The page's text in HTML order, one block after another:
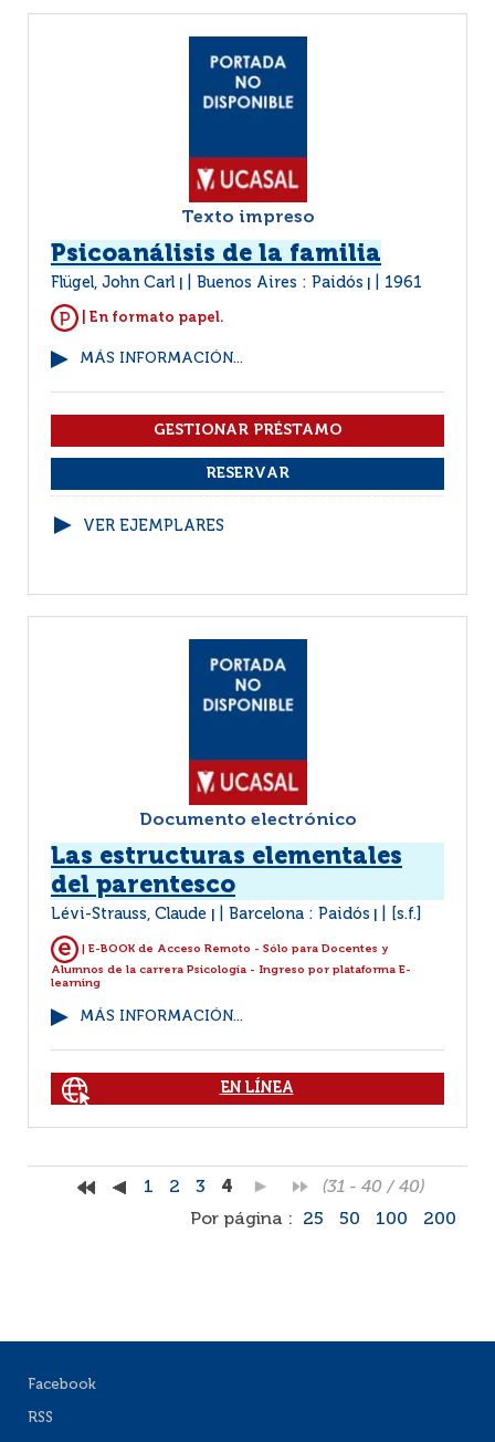
Texto impreso
Psicoanálisis de la familia
Flügel, John Carl Buenos Aires : Paidós 1961
| En formato papel.
MÁS INFORMACIÓN...
VER EJEMPLARES
Documento electrónico
Las estructuras elementales
del parentesco
Lévi-Strauss, Claude Barcelona : Paidós [s.f.]
| E-BOOK de Acceso Remoto - Sólo para Docentes y
Alumnos de la carrera Psicología - Ingreso por plataforma E-
learning
MÁS INFORMACIÓN...
EN LÍNEA
1 2 3 4
(31 - 40 / 40)
Por página :
25 50 100 200
Facebook
RSS